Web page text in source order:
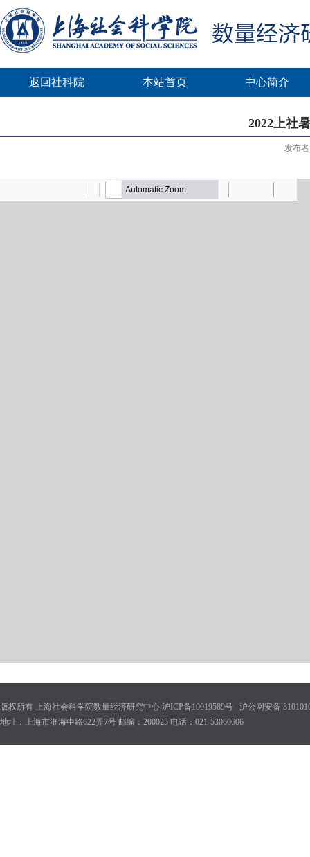
返回社科院 本站首页 中心简介
2022上社
发布
版权所有 上海社会科学院数量经济研究中心 沪ICP备10019589号 沪公网安备
地址：上海市淮海中路622弄7号 邮编：200025 电话：021-53060606